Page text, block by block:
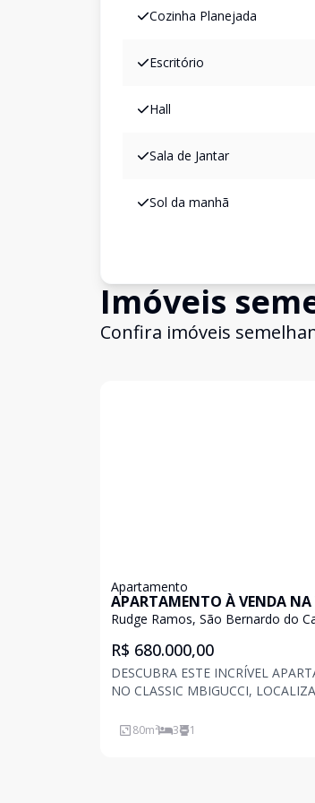
Cozinha Planejada
Escritório
Hall
Sala de Jantar
Sol da manhã
Imóveis
Confira imóveis
Apartamento
APARTAMENTO À VENDA
RUDGE RAMOS
Rudge Ramos, São Bernardo do
R$ 680.000,00
DESCUBRA ESTE INCRÍVEL
NO CLASSIC MBIGUCCI,
MAR, RUDGE RAMOS, SÃO
COM 80 M² DE ÁREA PRIVADA,
80m² 3 1